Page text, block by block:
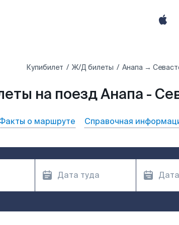
Купибилет Ж/Д билеты Анапа →
на поезд Анапа -
о маршруте Справочная